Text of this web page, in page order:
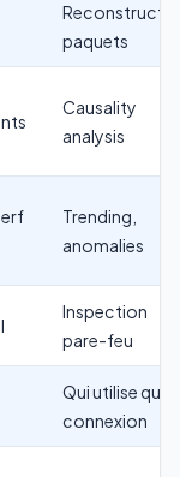
paquets
Causality
analysis
Trending,
anomalies
Inspection
pare-feu
Qui utilise
connexion